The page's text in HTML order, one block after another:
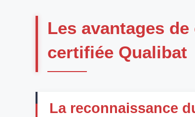
Les avantages
certifiée Qualibat
La reconnaissance